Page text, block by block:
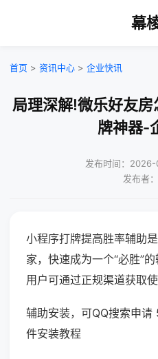
幕
首页 > 资讯中心 > 企业快讯
局理深解!微乐好友
牌神器-
发布时间：
发布者
小程序打牌提高胜率辅助
家，快速成为一个“必胜”
用户可通过正规渠道获取使
辅助安装，可QQ搜索申
件安装教程